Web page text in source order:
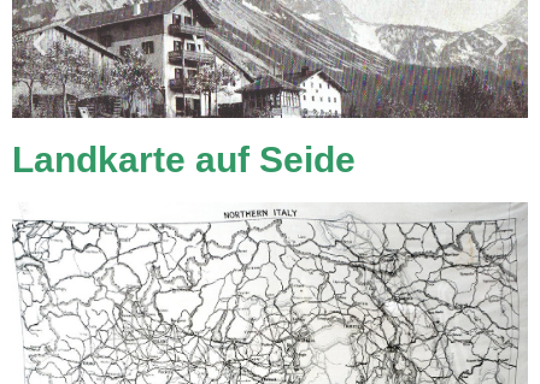
Landkarte auf Seide